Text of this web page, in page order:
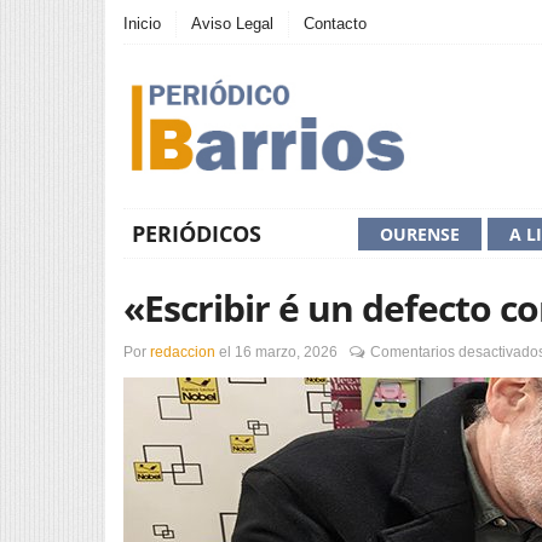
Inicio Aviso Legal Contacto
PERIÓDICOS A
OURENSE
«Escribir é un defecto
Por redaccion el 16 marzo, 2026 Comentarios